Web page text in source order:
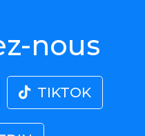
nous
TIKTOK